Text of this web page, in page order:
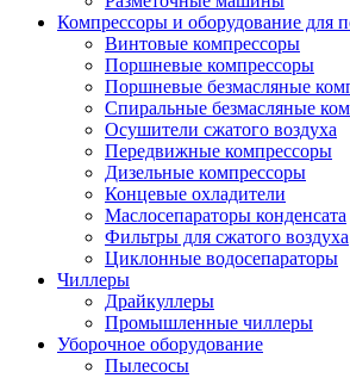
Компрессоры и оборудование для
Винтовые компрессоры
Поршневые компрессоры
Поршневые безмасляные
Спиральные безмасляные
Осушители сжатого воздуха
Передвижные компрессоры
Дизельные компрессоры
Концевые охладители
Маслосепараторы конденсата
Фильтры для сжатого воздуха
Циклонные водосепараторы
Чиллеры
Драйкуллеры
Промышленные чиллеры
Уборочное оборудование
Пылесосы